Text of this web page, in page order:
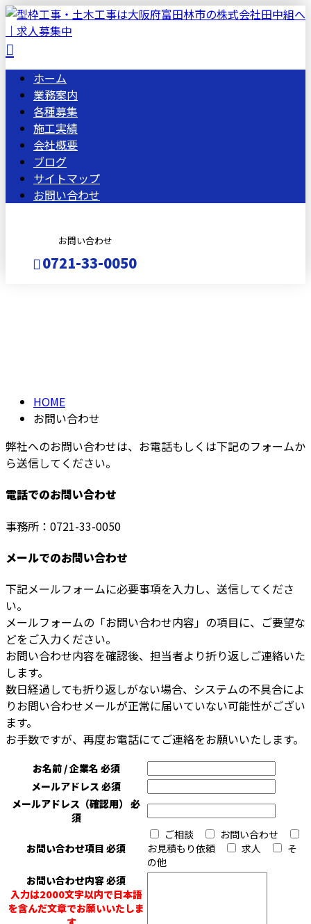
ホーム
業務案内
各種募集
施工実績
会社概要
ブログ
サイトマップ
お問い合わせ
お問い合わせ
0721-33-0050
HOME
お問い合わせ
弊社へのお問い合わせは、お電話もしくは下記のフォームか
ら送信してください。
電話でのお問い合わせ
事務所：0721-33-0050
メールでのお問い合わせ
下記メールフォームに必要事項を入力し、送信してくださ
い。
メールフォームの「お問い合わせ内容」の項目に、ご要望な
どをご入力ください。
お問い合わせ内容を確認後、担当者より折り返しご連絡いた
します。
数日経過しても折り返しがない場合、システムの不具合によ
りお問い合わせメールが正常に届いていない可能性がござい
ます。
お手数ですが、再度お電話にてご連絡をお願いいたします。
お名前 / 企業名 必須
メールアドレス 必須
メールアドレス（確認用） 必
須
お問い合わせ項目 必須
ご相談
お問い合わせ
お見積もり依頼
求人
そ
の他
お問い合わせ内容必須
入力は2000文字以内で日本語
を含んだ文章でお願いいたしま